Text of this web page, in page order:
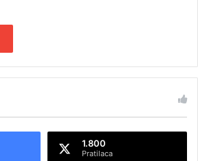
1.800
Pratilaca